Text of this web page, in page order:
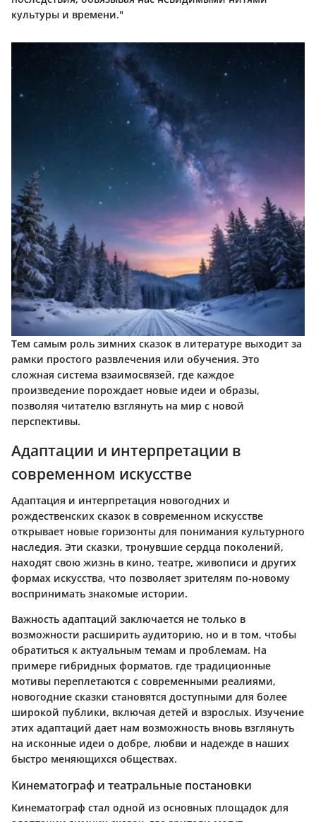
культуры и времени."
Тем самым роль зимних сказок в литературе выходит за
рамки простого развлечения или обучения. Это
сложная система взаимосвязей, где каждое
произведение порождает новые идеи и образы,
позволяя читателю взглянуть на мир с новой
перспективы.
Адаптации и интерпретации в
современном искусстве
Адаптация и интерпретация новогодних и
рождественских сказок в современном искусстве
открывает новые горизонты для понимания культурного
наследия. Эти сказки, тронувшие сердца поколений,
находят свою жизнь в кино, театре, живописи и других
формах искусства, что позволяет зрителям по-новому
воспринимать знакомые истории.
Важность адаптаций заключается не только в
возможности расширить аудиторию, но и в том, чтобы
обратиться к актуальным темам и проблемам. На
примере гибридных форматов, где традиционные
мотивы переплетаются с современными реалиями,
новогодние сказки становятся доступными для более
широкой публики, включая детей и взрослых. Изучение
этих адаптаций дает нам возможность вновь взглянуть
на исконные идеи о добре, любви и надежде в наших
быстро меняющихся обществах.
Кинематограф и театральные постановки
Кинематограф стал одной из основных площадок для